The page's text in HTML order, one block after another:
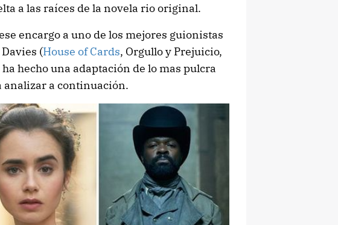
a las raíces de la novela rio original.
encargo a uno de los mejores guionistas
(House of Cards, Orgullo y Prejuicio,
hecho una adaptación de lo mas pulcra
analizar a continuación.